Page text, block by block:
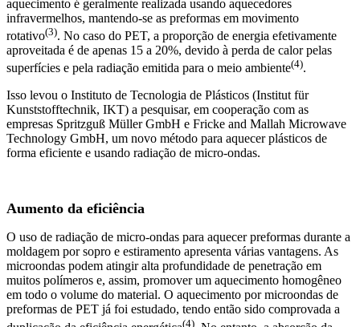
aquecimento é geralmente realizada usando aquecedores
infravermelhos, mantendo-se as preformas em movimento
rotativo(3). No caso do PET, a proporção de energia efetivamente
aproveitada é de apenas 15 a 20%, devido à perda de calor pelas
superfícies e pela radiação emitida para o meio ambiente(4).
Isso levou o Instituto de Tecnologia de Plásticos (Institut für
Kunststofftechnik, IKT) a pesquisar, em cooperação com as
empresas Spritzguß Müller GmbH e Fricke and Mallah Microwave
Technology GmbH, um novo método para aquecer plásticos de
forma eficiente e usando radiação de micro-ondas.
Aumento da eficiência
O uso de radiação de micro-ondas para aquecer preformas durante a
moldagem por sopro e estiramento apresenta várias vantagens. As
microondas podem atingir alta profundidade de penetração em
muitos polímeros e, assim, promover um aquecimento homogêneo
em todo o volume do material. O aquecimento por microondas de
preformas de PET já foi estudado, tendo então sido comprovada a
(4)